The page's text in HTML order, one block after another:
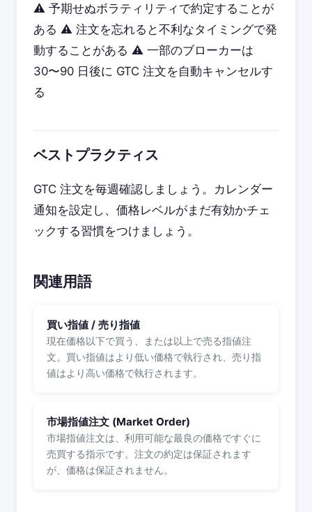
⚠️ 予期せぬボラティリティで約定することが
ある ⚠️ 注文を忘れると不利なタイミングで発
動することがある ⚠️ 一部のブローカーは
30〜90 日後に GTC 注文を自動キャンセルす
る
ベストプラクティス
GTC 注文を毎週確認しましょう。カレンダー
通知を設定し、価格レベルがまだ有効かチェ
ックする習慣をつけましょう。
関連用語
買い指値 / 売り指値
現在価格以下で買う、または以上で売る指値注
文。買い指値はより低い価格で執行され、売り指
値はより高い価格で執行されます。
市場指値注文 (Market Order)
市場指値注文は、利用可能な最良の価格ですぐに
売買する指示です。注文の約定は保証されます
が、価格は保証されません。